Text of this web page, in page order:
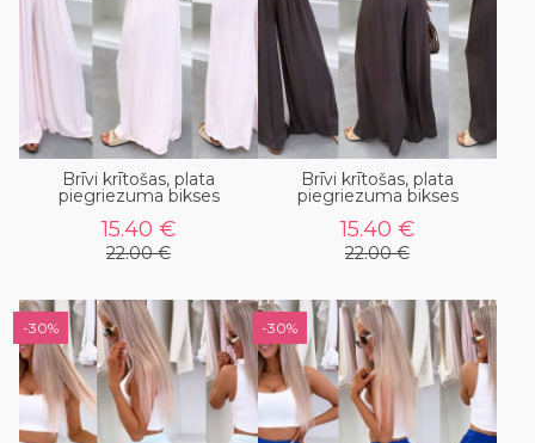
Brīvi krītošas, plata
piegriezuma bikses
15.40 €
22.00 €
Brīvi krītošas, plata
piegriezuma bikses
15.40 €
22.00 €
-30% -30%